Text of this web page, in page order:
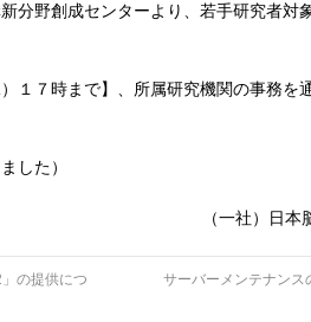
分野創成センターより、若手研究者対
１７時まで】、所属研究機関の事務を
した）
（一社）日
の提供につ
サーバーメンテナンス